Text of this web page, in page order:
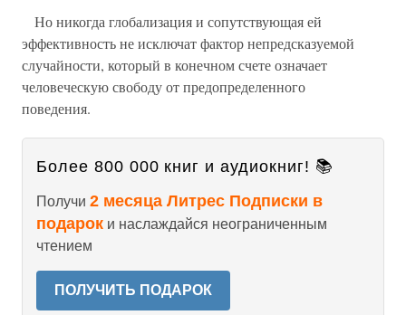
Но никогда глобализация и сопутствующая ей
эффективность не исключат фактор непредсказуемой
случайности, который в конечном счете означает
человеческую свободу от предопределенного
поведения.
Более 800 000 книг и аудиокниг! 📚
Получи 2 месяца Литрес Подписки в
подарок и наслаждайся неограниченным
чтением
ПОЛУЧИТЬ ПОДАРОК